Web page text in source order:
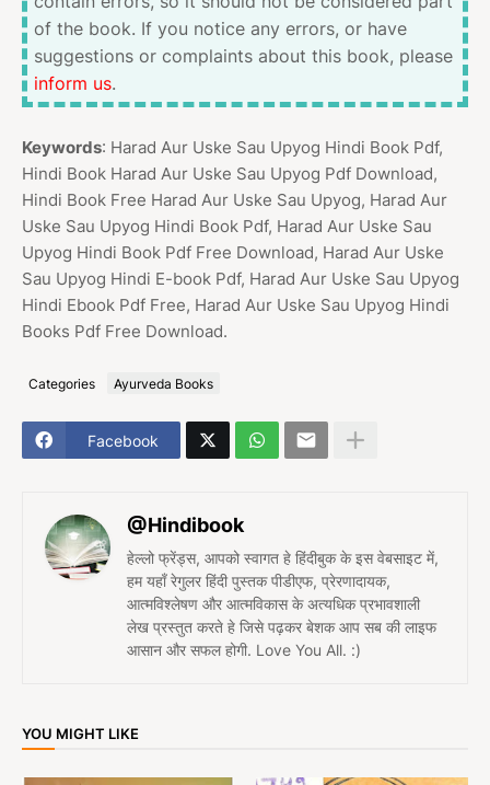
of the book. If you notice any errors, or have
suggestions or complaints about this book, please
inform us.
Keywords: Harad Aur Uske Sau Upyog Hindi Book Pdf,
Hindi Book Harad Aur Uske Sau Upyog Pdf Download,
Hindi Book Free Harad Aur Uske Sau Upyog, Harad Aur
Uske Sau Upyog Hindi Book Pdf, Harad Aur Uske Sau
Upyog Hindi Book Pdf Free Download, Harad Aur Uske
Sau Upyog Hindi E-book Pdf, Harad Aur Uske Sau Upyog
Hindi Ebook Pdf Free, Harad Aur Uske Sau Upyog Hindi
Books Pdf Free Download.
Categories Ayurveda Books
Facebook
@Hindibook
हेल्लो फ्रेंड्स, आपको स्वागत हे हिंदीबुक के इस वेबसाइट में,
हम यहाँ रेगुलर हिंदी पुस्तक पीडीएफ, प्रेरणादायक,
आत्मविश्लेषण और आत्मविकास के अत्यधिक प्रभावशाली
लेख प्रस्तुत करते हे जिसे पढ़कर बेशक आप सब की लाइफ
आसान और सफल होगी. Love You All. :)
YOU MIGHT LIKE